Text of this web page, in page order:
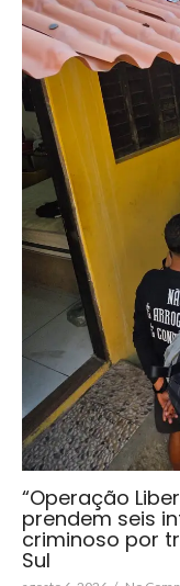
“Operação
prendem seis
criminoso por
Sul